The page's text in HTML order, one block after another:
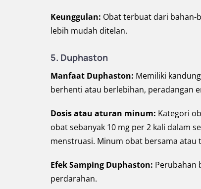
Keunggulan: Obat terbuat dari bahan-
lebih mudah ditelan.
5. Duphaston
Manfaat Duphaston: Memiliki
berhenti atau berlebihan, peradangan
Dosis atau aturan minum: Kategori
obat sebanyak 10 mg per 2 kali dalam
menstruasi. Minum obat bersama atau
Efek Samping Duphaston: Perubahan
perdarahan.